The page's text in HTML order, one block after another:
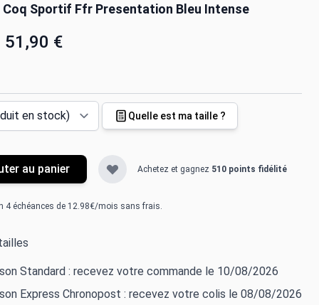
Coq Sportif Ffr Presentation Bleu Intense
51,90 €
Quelle est ma taille ?
au panier Achetez et gagnez 510 points fidélité
4 échéances de 12.98€/mois sans frais.
Standard : recevez votre commande le 10/08/2026
Express Chronopost : recevez votre colis le 08/08/2026